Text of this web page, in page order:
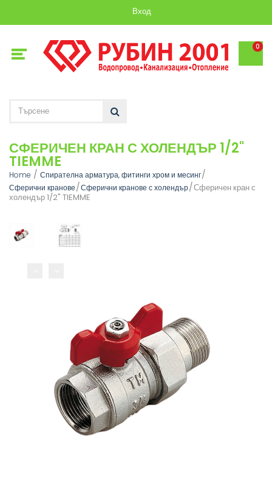
Вход
0
СФЕРИЧЕН КРАН С ХОЛЕНДЪР 1/2"
TIEMME
Home
Спирателна арматура, фитинги хром и месинг
Сферични кранове Сферични кранове с холендър Сферичен кран с
холендър 1/2" TIEMME